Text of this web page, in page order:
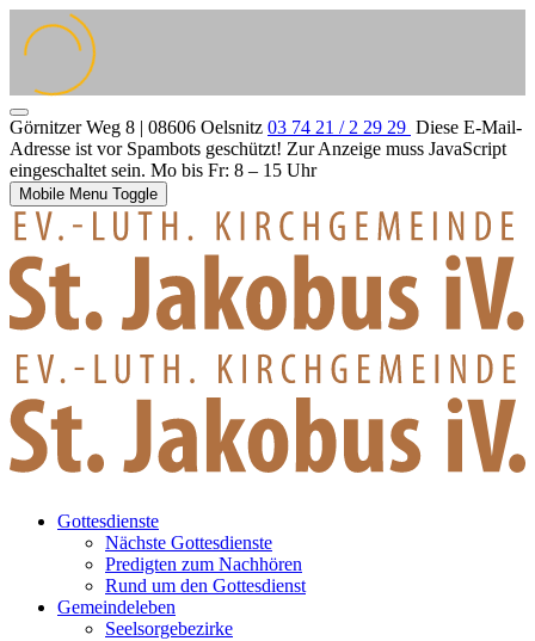
Görnitzer Weg 8 | 08606 Oelsnitz 03 74 21 / 2 29 29 Diese E-Mail-
Adresse ist vor Spambots geschützt! Zur Anzeige muss JavaScript
eingeschaltet sein. Mo bis Fr: 8 – 15 Uhr
Mobile Menu Toggle
Gottesdienste
Nächste Gottesdienste
Predigten zum Nachhören
Rund um den Gottesdienst
Gemeindeleben
Seelsorgebezirke